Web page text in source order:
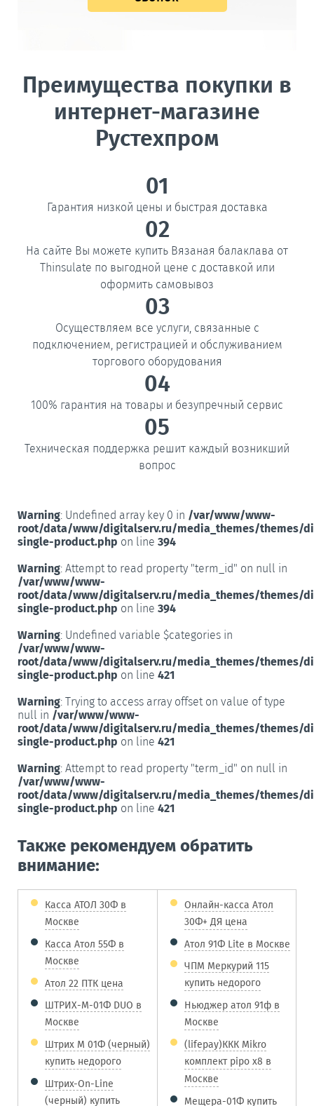
Преимущества покупки в
интернет-магазине
Рустехпром
01
Гарантия низкой цены и быстрая доставка
02
На сайте Вы можете купить Вязаная балаклава от
Thinsulate по выгодной цене с доставкой или
оформить самовывоз
03
Осуществляем все услуги, связанные с
подключением, регистрацией и обслуживанием
торгового оборудования
04
100% гарантия на товары и безупречный сервис
05
Техническая поддержка решит каждый возникший
вопрос
Warning: Undefined array key 0 in /var/www/www-
root/data/www/digitalserv.ru/media_themes/themes/
single-product.php on line 394
Warning: Attempt to read property "term_id" on null in
/var/www/www-
root/data/www/digitalserv.ru/media_themes/themes/
single-product.php on line 394
Warning: Undefined variable $categories in
/var/www/www-
root/data/www/digitalserv.ru/media_themes/themes/
single-product.php on line 421
Warning: Trying to access array offset on value of type
null in /var/www/www-
root/data/www/digitalserv.ru/media_themes/themes/
single-product.php on line 421
Warning: Attempt to read property "term_id" on null in
/var/www/www-
root/data/www/digitalserv.ru/media_themes/themes/
single-product.php on line 421
Также рекомендуем обратить
внимание:
Касса АТОЛ 30Ф в
Москве
Касса Атол 55Ф в
Москве
Атол 22 ПТК цена
ШТРИХ-М-01Ф DUO в
Москве
Штрих М 01Ф (черный)
купить недорого
Штрих-On-Line
(черный) купить
Онлайн-касса Атол
30Ф+ ДЯ цена
Атол 91Ф Lite в Москве
ЧПМ Меркурий 115
купить недорого
Ньюджер атол 91ф в
Москве
(lifepay)ККК Mikro
комплект pipo x8 в
Москве
Мещера-01Ф купить